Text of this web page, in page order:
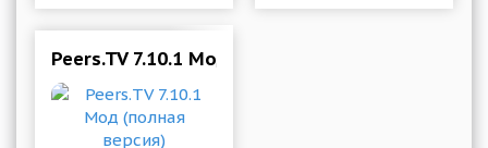
Peers.TV 7.10.1 Мод (полная версия)